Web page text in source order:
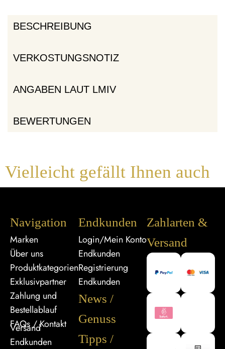
BESCHREIBUNG
VERKOSTUNGSNOTIZ
ANGABEN LAUT LMIV
BEWERTUNGEN
Vielleicht gefällt Ihnen auch
Navigation
Marken
Über uns
Produktkategorien
Exklusivpartner
Zahlung und
Bestellablauf
FAQs / Kontakt
Versand
Endkunden
Endkunden
Login/Mein Konto
Endkunden
Registrierung
Endkunden
News /
Genuss
Tipps /
Zahlarten &
Versand